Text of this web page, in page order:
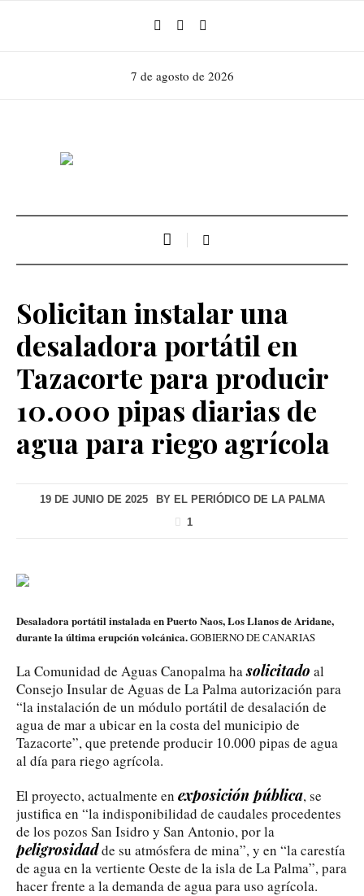
7 de agosto de 2026
Solicitan instalar una
desaladora portátil en
Tazacorte para producir
10.000 pipas diarias de
agua para riego agrícola
19 DE JUNIO DE 2025 BY EL PERIÓDICO DE LA PALMA
1
Desaladora portátil instalada en Puerto Naos, Los Llanos de Aridane,
durante la última erupción volcánica.GOBIERNO DE CANARIAS
La Comunidad de Aguas Canopalma hasolicitado al
Consejo Insular de Aguas de La Palma autorización para
“la instalación de un módulo portátil de desalación de
agua de mar a ubicar en la costa del municipio de
Tazacorte”, que pretende producir 10.000 pipas de agua
al día para riego agrícola.
El proyecto, actualmente en exposición pública, se
justifica en “la indisponibilidad de caudales procedentes
de los pozos San Isidro y San Antonio, por la
peligrosidadde su atmósfera de mina”, y en “la carestía
de agua en la vertiente Oeste de la isla de La Palma”, para
hacer frente a la demanda de agua para uso agrícola.